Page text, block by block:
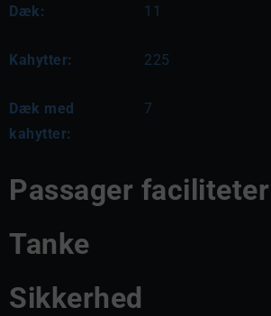
Dæk: 11
Kahytter: 225
Dæk med
kahytter:
7
Passager faciliteter
Tanke
Sikkerhed